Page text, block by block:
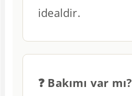
idealdir.
❓ Bakımı var mı?